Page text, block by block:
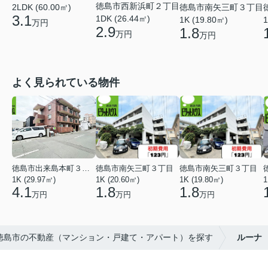
2LDK (60.00㎡)
3.1万円
徳島市西新浜町２丁目
1DK (26.44㎡)
2.9万円
徳島市南矢三町３丁目
1K (19.80㎡)
1.8万円
よく見られている物件
1K (29.97㎡)
4.1万円
徳島市南矢三町３丁目
1K (20.60㎡)
1.8万円
徳島市南矢三町３丁目
1K (19.80㎡)
1.8万円
島市の不動産（マンション・戸建て・アパート）を探す ルーナ